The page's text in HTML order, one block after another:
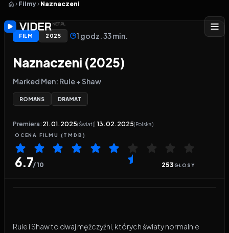
Filmy Naznaczeni
FILM 2025 1 godz. 33 min.
Naznaczeni (2025)
Marked Men: Rule + Shaw
ROMANS DRAMAT
Premiera: 21.01.2025(Świat) 13.02.2025(Polska)
OCENA FILMU (TMDB)
6.7/ 10 253GŁOSY
Rule i Shaw to dwaj mężczyźni, których światy normalnie